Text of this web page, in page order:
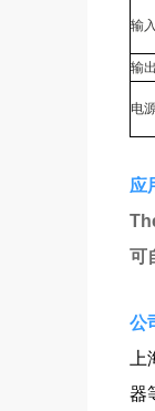
输入
输出
电
应
可
公
器